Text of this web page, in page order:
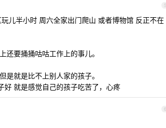
5
儿半小时 周六全家出门爬山 或者博物馆 反正不在
要捅捅咕咕工作上的事儿。
就是比不上别人家的孩子。
好 就是感觉自己的孩子吃苦了，心疼
6